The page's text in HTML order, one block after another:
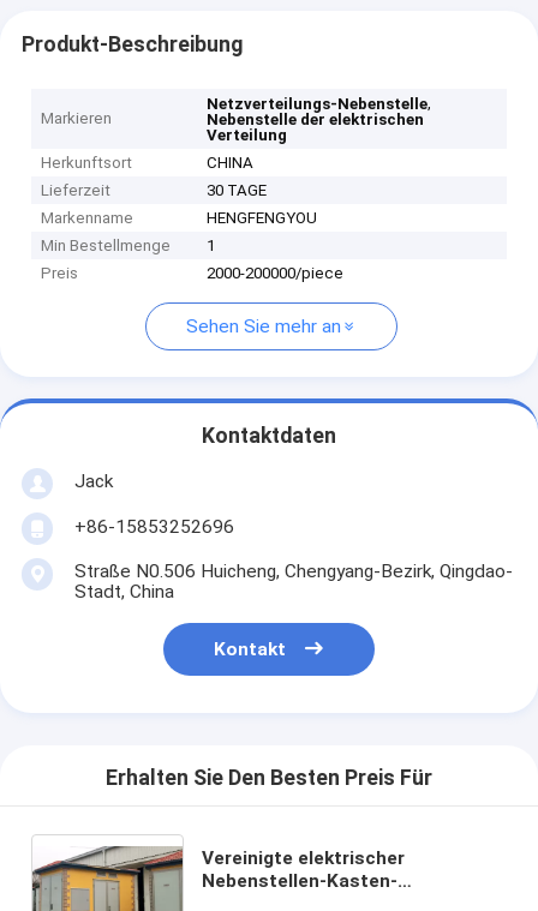
Produkt-Beschreibung
Markieren
Netzverteilungs-Nebenstelle,
Nebenstelle der elektrischen
Verteilung
Herkunftsort
CHINA
Lieferzeit
30 TAGE
Markenname
HENGFENGYOU
Min Bestellmenge
1
Preis
2000-200000/piece
Sehen Sie mehr an
Kontaktdaten
Jack
+86-15853252696
Straße N0.506 Huicheng, Chengyang-Bezirk, Qingdao-
Stadt, China
Kontakt
Erhalten Sie Den Besten Preis Für
Vereinigte elektrischer
Nebenstellen-Kasten-